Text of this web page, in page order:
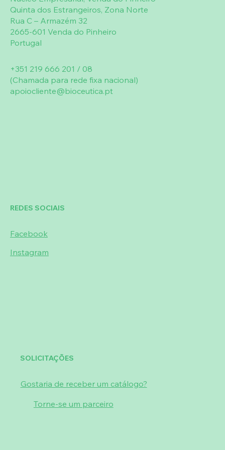
saudável. Manter fora do alcance das
crianças.
+351 219 666 201 / 08
(Chamada para rede fixa nacional)
apoiocliente@bioceutica.pt
Quinta dos Estrangeiros, Zona Norte
Rua C – Armazém 32
2665-601 Venda do Pinheiro
Portugal
REDES SOCIAIS
Facebook
Instagram
SOLICITAÇÕES
Gostaria de receber um catálogo?
Torne-se um parceiro